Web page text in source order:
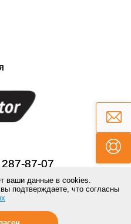
87-07
ваши данные в cookies.
подтверждаете, что согласны